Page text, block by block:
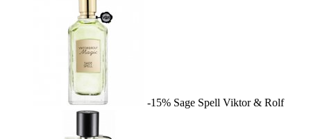
-15% Sage Spell Viktor & Rolf